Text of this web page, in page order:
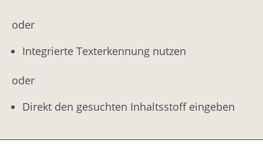
oder
Integrierte Texterkennung nutzen
oder
Direkt den gesuchten Inhaltsstoff eingeben